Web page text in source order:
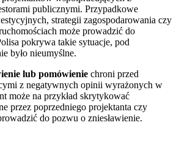
publicznymi. Przypadkowe
strategii zagospodarowania czy
może prowadzić do
pokrywa takie sytuacje, pod
było nieumyślne.
lub pomówienie chroni przed
z negatywnych opinii wyrażonych w
może na przykład skrytykować
przez poprzedniego projektanta czy
do pozwu o zniesławienie.